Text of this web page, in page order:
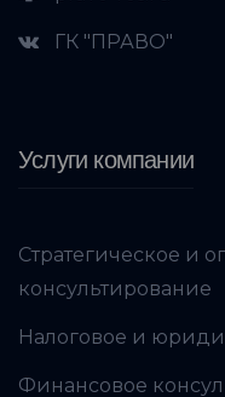
ГК "ПРАВО"
Услуги компании
Стратегическое и
консультирование
Налоговое и
Финансовое